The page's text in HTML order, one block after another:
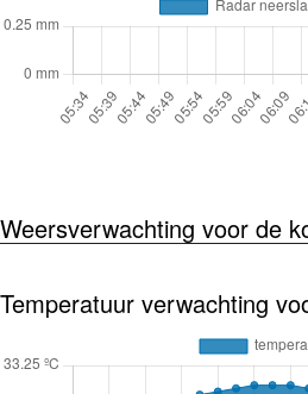
Weersverwachting voor de
Temperatuur verwachting